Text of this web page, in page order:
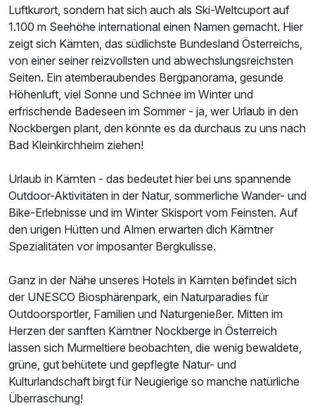
Ausstattung
Luftkurort, sondern hat sich auch als Ski-Weltcuport auf
1.100 m Seehöhe international einen Namen gemacht. Hier
zeigt sich Kärnten, das südlichste Bundesland Österreichs,
von einer seiner reizvollsten und abwechslungsreichsten
Seiten. Ein atemberaubendes Bergpanorama, gesunde
Höhenluft, viel Sonne und Schnee im Winter und
erfrischende Badeseen im Sommer - ja, wer Urlaub in den
Nockbergen plant, den könnte es da durchaus zu uns nach
Bad Kleinkirchheim ziehen!
Urlaub in Kärnten - das bedeutet hier bei uns spannende
Outdoor-Aktivitäten in der Natur, sommerliche Wander- und
Bike-Erlebnisse und im Winter Skisport vom Feinsten. Auf
den urigen Hütten und Almen erwarten dich Kärntner
Spezialitäten vor imposanter Bergkulisse.
Ganz in der Nähe unseres Hotels in Kärnten befindet sich
der UNESCO Biosphärenpark, ein Naturparadies für
Outdoorsportler, Familien und Naturgenießer. Mitten im
Herzen der sanften Kärntner Nockberge in Österreich
lassen sich Murmeltiere beobachten, die wenig bewaldete,
grüne, gut behütete und gepflegte Natur- und
Kulturlandschaft birgt für Neugierige so manche natürliche
Überraschung!